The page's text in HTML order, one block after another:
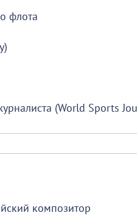
флота
(World Sports
композитор